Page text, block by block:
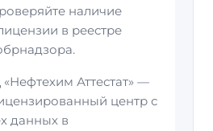
наличие
в реестре
Аттестат» —
центр с
данных в